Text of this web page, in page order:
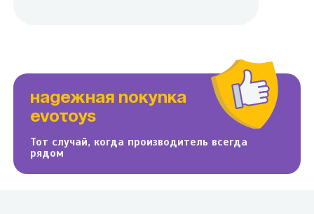
НАДЕЖНАЯ ПОКУПКА
EVOTOYS
Тот случай, когда производитель всегда
рядом